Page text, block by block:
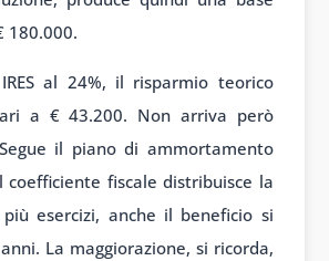
180.000.
al 24%, il risparmio teorico
a € 43.200. Non arriva però
il piano di ammortamento
coefficiente fiscale distribuisce la
esercizi, anche il beneficio si
La maggiorazione, si ricorda,